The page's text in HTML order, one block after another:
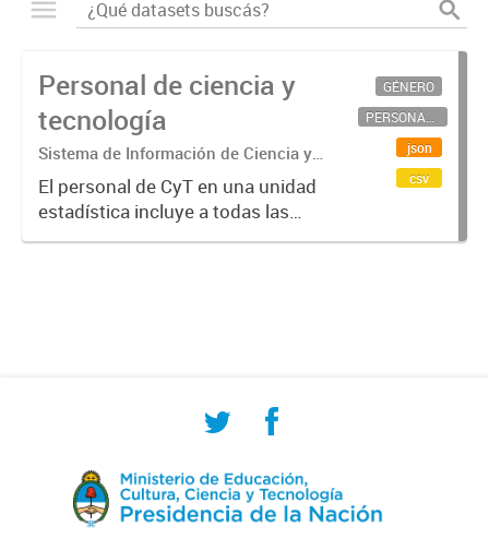
Personal de ciencia y
tecnología
Sistema de Información de Ciencia y
Tecnología Argentino (SICYTAR)
El personal de CyT en una unidad
estadística incluye a todas las
personas involucradas
GÉNERO
PERSONAL CIENTÍFICO-TECNOLÓGICO
json
csv